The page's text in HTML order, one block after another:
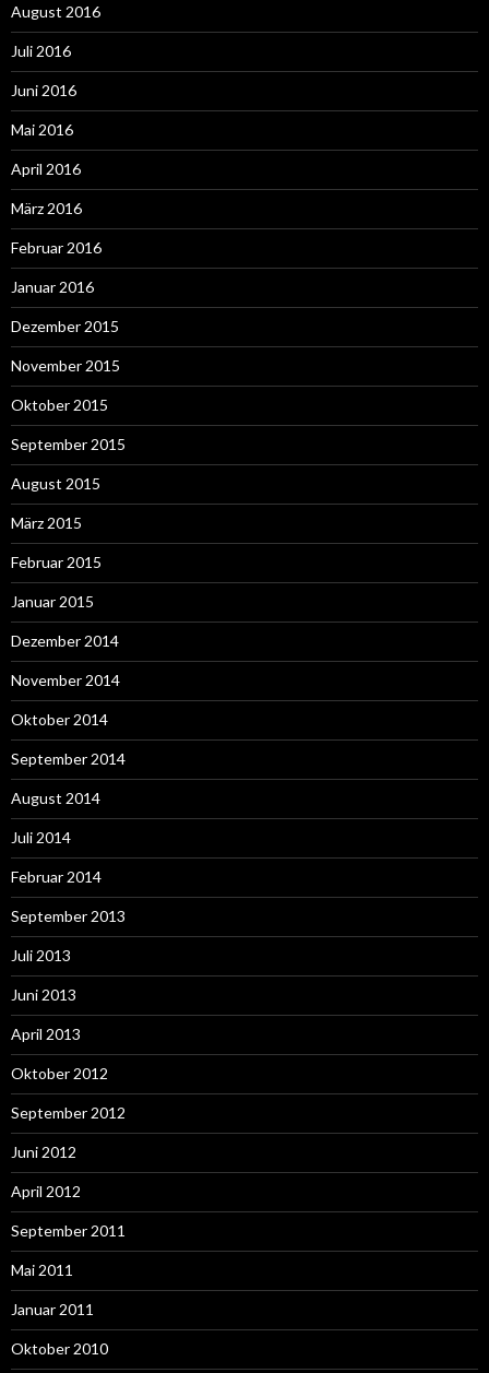
August 2016
Juli 2016
Juni 2016
Mai 2016
April 2016
März 2016
Februar 2016
Januar 2016
Dezember 2015
November 2015
Oktober 2015
September 2015
August 2015
März 2015
Februar 2015
Januar 2015
Dezember 2014
November 2014
Oktober 2014
September 2014
August 2014
Juli 2014
Februar 2014
September 2013
Juli 2013
Juni 2013
April 2013
Oktober 2012
September 2012
Juni 2012
April 2012
September 2011
Mai 2011
Januar 2011
Oktober 2010